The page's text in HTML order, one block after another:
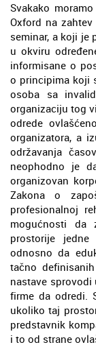
Svakako
Oxford na
seminar, a koji je
u okviru
informisane o
o principima koji
osoba sa
organizaciju tog
odrede
organizatora, a
održavanja
neophodno je
organizovan
Zakona o
profesionalnoj
mogućnosti da
prostorije
odnosno da
tačno
nastave
firme da odredi.
ukoliko taj
predstavnik
i to od strane